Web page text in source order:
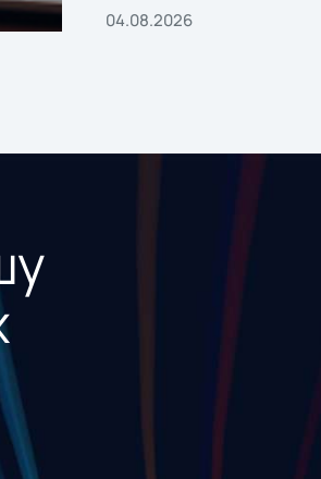
04.08.2026